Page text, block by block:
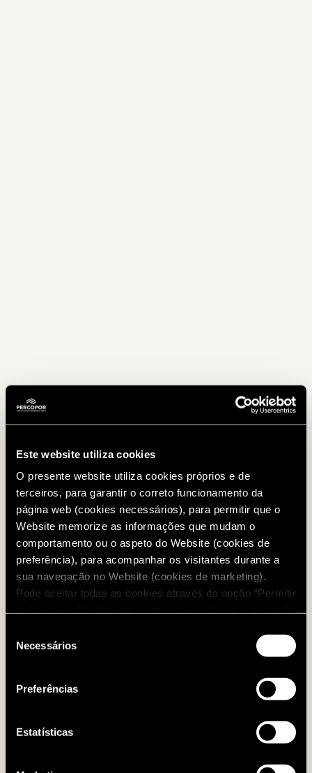
Este website utiliza cookies
O presente website utiliza cookies próprios e de
terceiros, para garantir o correto funcionamento da
página web (cookies necessários), para permitir que o
Website memorize as informações que mudam o
comportamento ou o aspeto do Website (cookies de
preferência), para acompanhar os visitantes durante a
sua navegação no Website (cookies de marketing).
Pode aceitar todas as cookies através da opção “Permitir
mais informação sobre cada cookie, visite a nossa
Necessários
Preferências
Estatísticas